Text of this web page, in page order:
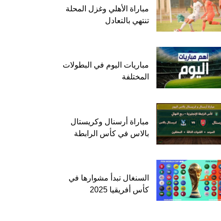
مباراة الأهلي وغزل المحلة
تنتهي بالتعادل
مباريات اليوم في البطولات
المختلفة
مباراة أرسنال وكريستال
بالاس في كأس الرابطة
السنغال تبدأ مشوارها في
كأس أفريقيا 2025